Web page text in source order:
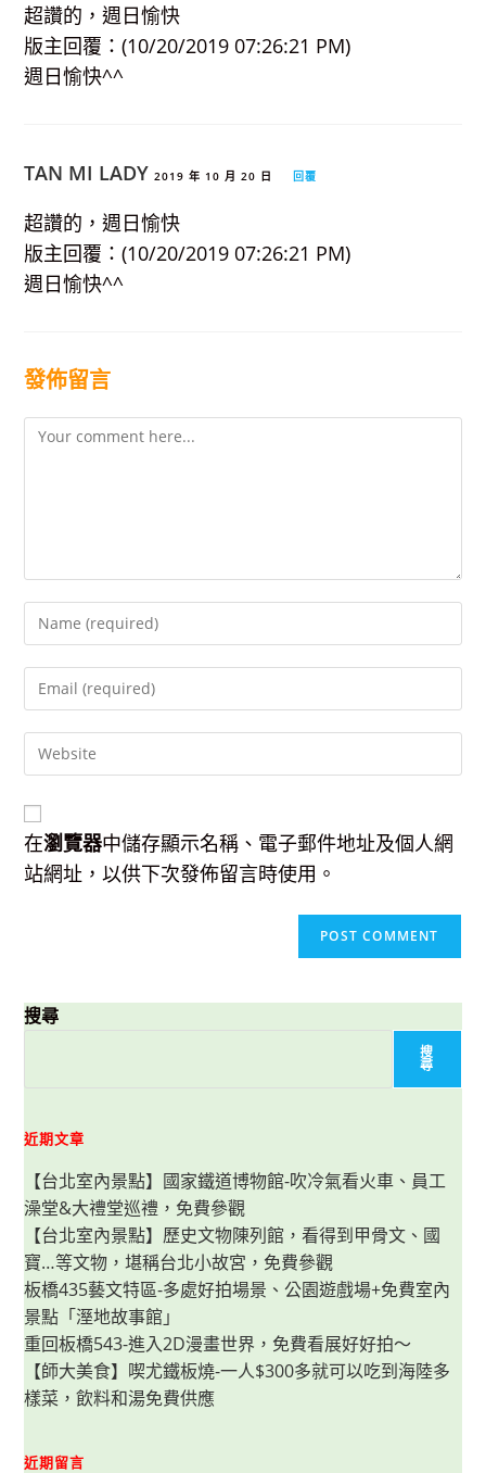
超讚的，週日愉快
版主回覆：(10/20/2019 07:26:21 PM)
週日愉快^^
TAN MI LADY 2019 年 10 月 20 日 回覆
超讚的，週日愉快
版主回覆：(10/20/2019 07:26:21 PM)
週日愉快^^
發佈留言
Comment
your
username
to
comment
your
address
to
Enter
your
(optional)
在瀏覽器中儲存顯示名稱、電子郵件地址及個人網
站網址，以供下次發佈留言時使用。
搜尋
搜
尋
近期文章
【台北室內景點】國家鐵道博物館-吹冷氣看火車、員工
澡堂&大禮堂巡禮，免費參觀
【台北室內景點】歷史文物陳列館，看得到甲骨文、國
寶…等文物，堪稱台北小故宮，免費參觀
板橋435藝文特區-多處好拍場景、公園遊戲場+免費室內
景點「溼地故事館」
重回板橋543-進入2D漫畫世界，免費看展好好拍～
【師大美食】喫尤鐵板燒-一人$300多就可以吃到海陸多
樣菜，飲料和湯免費供應
近期留言